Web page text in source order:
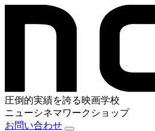
圧倒的実績を誇る映画学校
ニューシネマワークショップ
お問い合わせ